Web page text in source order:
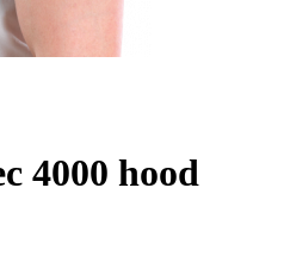
4000 hood